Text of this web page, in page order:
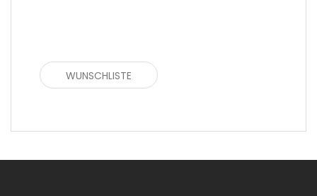
WUNSCHLISTE